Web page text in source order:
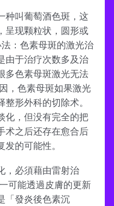
种叫葡萄酒色斑，这
呈现颗粒状，圆形或
：色素母斑的激光治
由于治疗次数多及治
多色素母斑激光无法
，色素母斑如果激光
形外科的切除术。
化，但没有完全的把
术之后还存在愈合后
的可能性。
，必須藉由雷射治
可能透過皮膚的更新
「發炎後色素沉